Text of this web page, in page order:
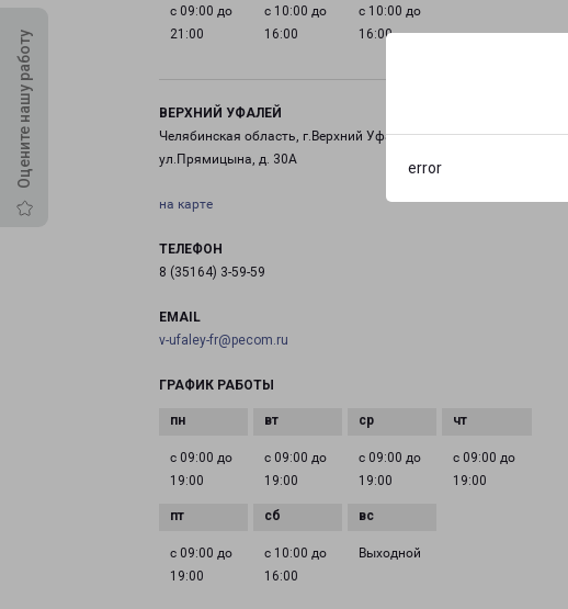
error
Оцените нашу работу
с 09:00 до
21:00
с 10:00 до
16:00
с 10:00 до
16:00
ВЕРХНИЙ УФАЛЕЙ
Челябинская область, г.Верхний Уфалей,
ул.Прямицына, д. 30А
на карте
ТЕЛЕФОН
8 (35164) 3-59-59
EMAIL
v-ufaley-fr@pecom.ru
ГРАФИК РАБОТЫ
с 09:00 до
19:00
с 09:00 до
19:00
с 09:00 до
19:00
с 09:00 до
19:00
с 09:00 до
19:00
с 10:00 до
16:00
Выходной